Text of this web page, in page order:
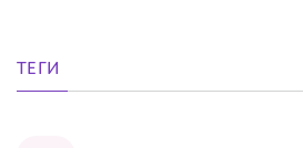
ТЕГИ